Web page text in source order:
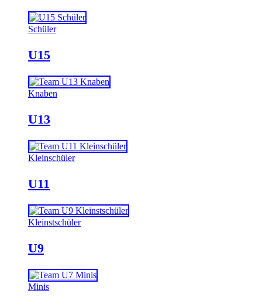
Schüler
U15
Knaben
U13
Kleinschüler
U11
Kleinstschüler
U9
Minis